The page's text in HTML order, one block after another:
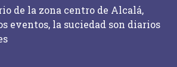
de la zona centro de Alcalá,
eventos, la suciedad son diarios